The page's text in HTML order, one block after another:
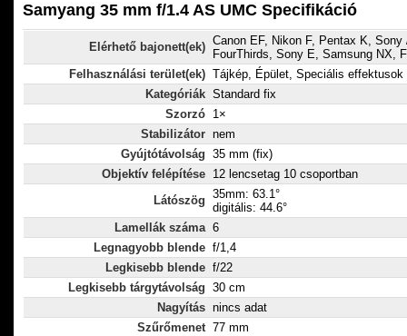
Samyang 35 mm f/1.4 AS UMC Specifikáció
Elérhető bajonett(ek) Canon EF, Nikon F, Pentax K,
FourThirds, Sony E, Samsung NX,
Felhasználási terület(ek) Tájkép, Épület, Speciális effektusok
Kategóriák Standard fix
Szorzó 1×
Stabilizátor nem
Gyújtótávolság 35 mm (fix)
Objektív felépítése 12 lencsetag 10 csoportban
Látószög 35mm: 63.1°
digitális: 44.6°
Lamellák száma 6
Legnagyobb blende f/1,4
Legkisebb blende f/22
Legkisebb tárgytávolság 30 cm
Nagyítás nincs adat
Szűrőmenet 77 mm